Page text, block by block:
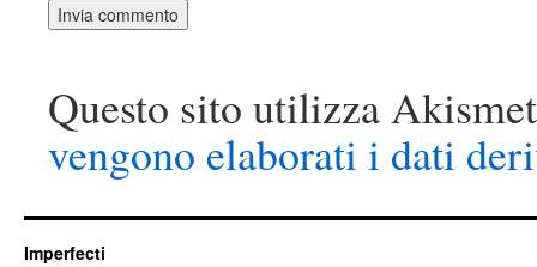
Questo sito utilizza
vengono elaborati i dati
Imperfecti